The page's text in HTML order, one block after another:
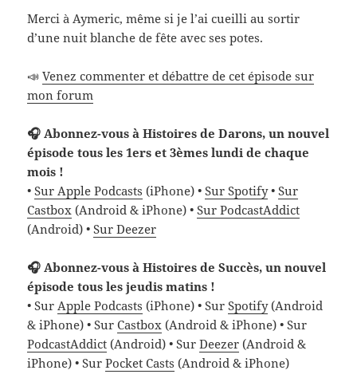
Merci à Aymeric, même si je l’ai cueilli au sortir
d’une nuit blanche de fête avec ses potes.
📣Venez commenter et débattre de cet épisode sur
mon forum
🎧 Abonnez-vous à Histoires de Darons, un nouvel
épisode tous les 1ers et 3èmes lundi de chaque
mois !
•Sur Apple Podcasts (iPhone) •Sur Spotify•Sur
Castbox (Android & iPhone) •Sur PodcastAddict
(Android) •Sur Deezer
🎧 Abonnez-vous à Histoires de Succès, un nouvel
épisode tous les jeudis matins !
• SurApple Podcasts (iPhone) • SurSpotify(Android
& iPhone) • SurCastbox (Android & iPhone) • Sur
PodcastAddict (Android) • SurDeezer (Android &
iPhone) • SurPocket Casts (Android & iPhone)